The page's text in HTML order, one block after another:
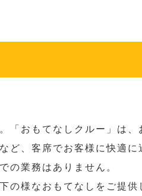
「おもてなしクルー」は、
ど、客席でお客様に快適に
の業務はありません。
の様なおもてなしをご提供